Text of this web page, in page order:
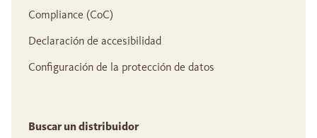
Compliance (CoC)
Declaración de accesibilidad
Configuración de la protección de datos
Buscar un distribuidor